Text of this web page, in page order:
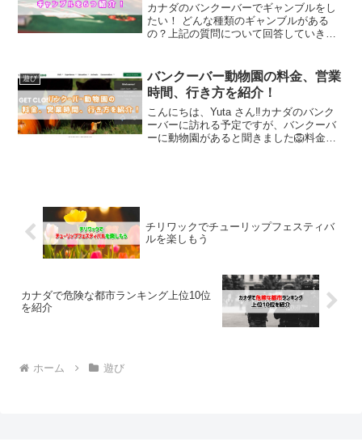
カナダのバンクーバーでギャンブルをし
たい！ どんな種類のギャンブルがある
の？上記の質問について回答していきま
ンクーバーでギャンブルを楽しんだ事が
あるので記事の信頼に繋...
遊び
バンクーバー動物園の料金、営業
時間、行き方を紹介！
こんにちは、Yuta さん‼️カナダのバンク
ーバーに訪れる予定ですが、バンクーバ
ーに動物園があると聞きました🦁料金や
チリワックでチューリップフェスティバ
ルを楽しもう
カナダで危険な都市ランキング上位10位
を紹介
ホーム 遊び